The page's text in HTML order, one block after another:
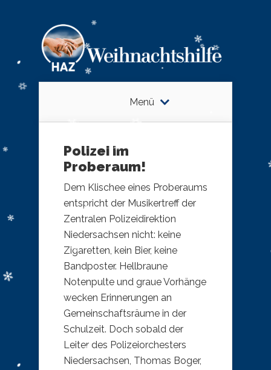
Menü
Polizei im
Proberaum!
Dem Klischee eines Proberaums
entspricht der Musikertreff der
Zentralen Polizeidirektion
Niedersachsen nicht: keine
Zigaretten, kein Bier, keine
Bandposter. Hellbraune
Notenpulte und graue Vorhänge
wecken Erinnerungen an
Gemeinschaftsräume in der
Schulzeit. Doch sobald der
Leiter des Polizeiorchesters
Niedersachsen, Thomas Boger,